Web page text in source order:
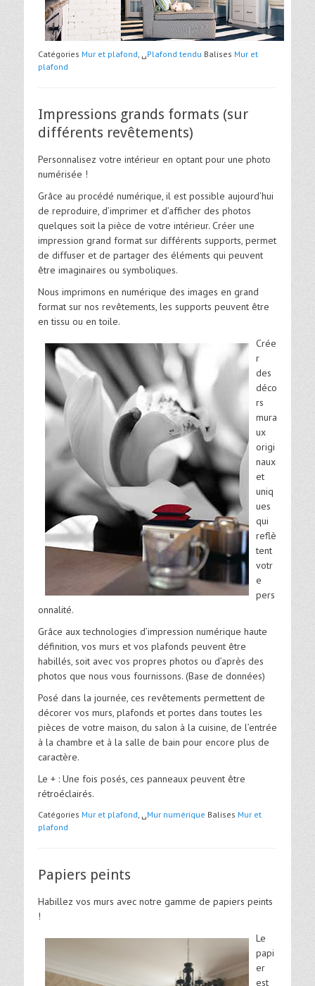
Catégories Mur et plafond, ␣Plafond tendu Balises Mur et
plafond
Impressions grands formats (sur
différents revêtements)
Personnalisez votre intérieur en optant pour une photo
numérisée !
Grâce au procédé numérique, il est possible aujourd’hui
de reproduire, d’imprimer et d’afficher des photos
quelques soit la pièce de votre intérieur. Créer une
impression grand format sur différents supports, permet
de diffuser et de partager des éléments qui peuvent
être imaginaires ou symboliques.
Nous imprimons en numérique des images en grand
format sur nos revêtements, les supports peuvent être
en tissu ou en toile.
Crée
r
des
déco
rs
mura
ux
origi
naux
et
uniq
ues
qui
reflè
tent
votr
e
pers
onnalité.
Grâce aux technologies d’impression numérique haute
définition, vos murs et vos plafonds peuvent être
habillés, soit avec vos propres photos ou d’après des
photos que nous vous fournissons. (Base de données)
Posé dans la journée, ces revêtements permettent de
décorer vos murs, plafonds et portes dans toutes les
pièces de votre maison, du salon à la cuisine, de l’entrée
à la chambre et à la salle de bain pour encore plus de
caractère.
Le + : Une fois posés, ces panneaux peuvent être
rétroéclairés.
Catégories Mur et plafond, ␣Mur numérique Balises Mur et
plafond
Papiers peints
Habillez vos murs avec notre gamme de papiers peints
!
Le
papi
er
est